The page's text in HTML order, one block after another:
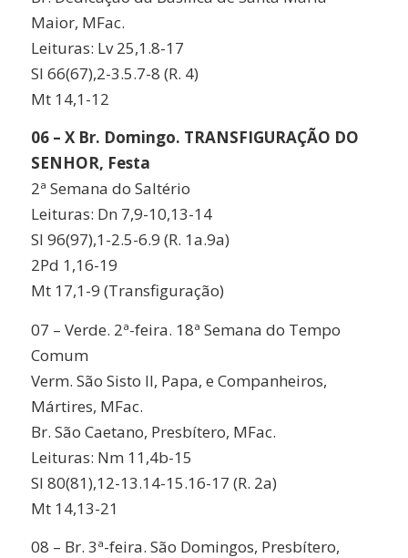
Maior, MFac.
Leituras: Lv 25,1.8-17
Sl 66(67),2-3.5.7-8 (R. 4)
Mt 14,1-12
06 – X Br. Domingo. TRANSFIGURAÇÃO DO
SENHOR, Festa
2ª Semana do Saltério
Leituras: Dn 7,9-10,13-14
Sl 96(97),1-2.5-6.9 (R. 1a.9a)
2Pd 1,16-19
Mt 17,1-9 (Transfiguração)
07 – Verde. 2ª-feira. 18ª Semana do Tempo
Comum
Verm. São Sisto II, Papa, e Companheiros,
Mártires, MFac.
Br. São Caetano, Presbítero, MFac.
Leituras: Nm 11,4b-15
Sl 80(81),12-13.14-15.16-17 (R. 2a)
Mt 14,13-21
08 – Br. 3ª-feira. São Domingos, Presbítero,